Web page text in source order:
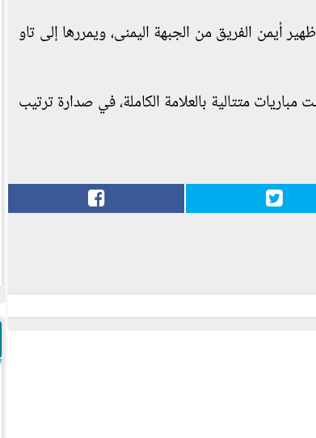
محمد هاني ظهير أيمن الفريق من الجبهة اليمنى، ويمررها إلى تاو